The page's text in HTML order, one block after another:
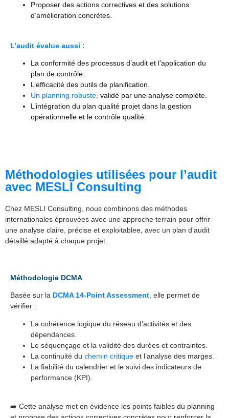
Proposer des actions correctives et des solutions
d’amélioration concrètes.
L’audit évalue aussi :
La conformité des processus d’audit et l’application du
plan de contrôle.
L’efficacité des outils de planification.
Un planning robuste, validé par une analyse complète.
L’intégration du plan qualité projet dans la gestion
opérationnelle et le contrôle qualité.
Méthodologies utilisées pour l’audit
avec MESLI Consulting
Chez MESLI Consulting, nous combinons des méthodes
internationales éprouvées avec une approche terrain pour offrir
une analyse claire précise et exploitablee, avec un plan d’audit
détaillé adapté à chaque projet.
Méthodologie DCMA
Basée sur la DCMA 14-Point Assessment elle permet de
vérifier :
La cohérence logique du réseau d’activités et des
dépendances.
Le séquençage et la validité des durées et contraintes.
La continuité du chemin critique et l’analyse des marges.
La fiabilité du calendrier et le suivi des indicateurs de
performance (KPI).
➡️ Cette analyse met en évidence les points faibles du planning